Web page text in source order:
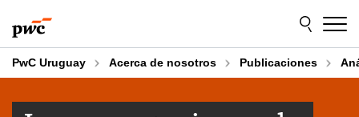
to
content
to
footer
PwC Uruguay Acerca de nosotros Publicaciones